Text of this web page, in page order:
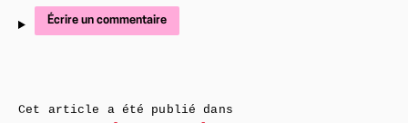
Écrire un commentaire
Cet article a été publié dans